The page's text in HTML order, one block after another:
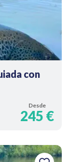
con
Desde
245 €